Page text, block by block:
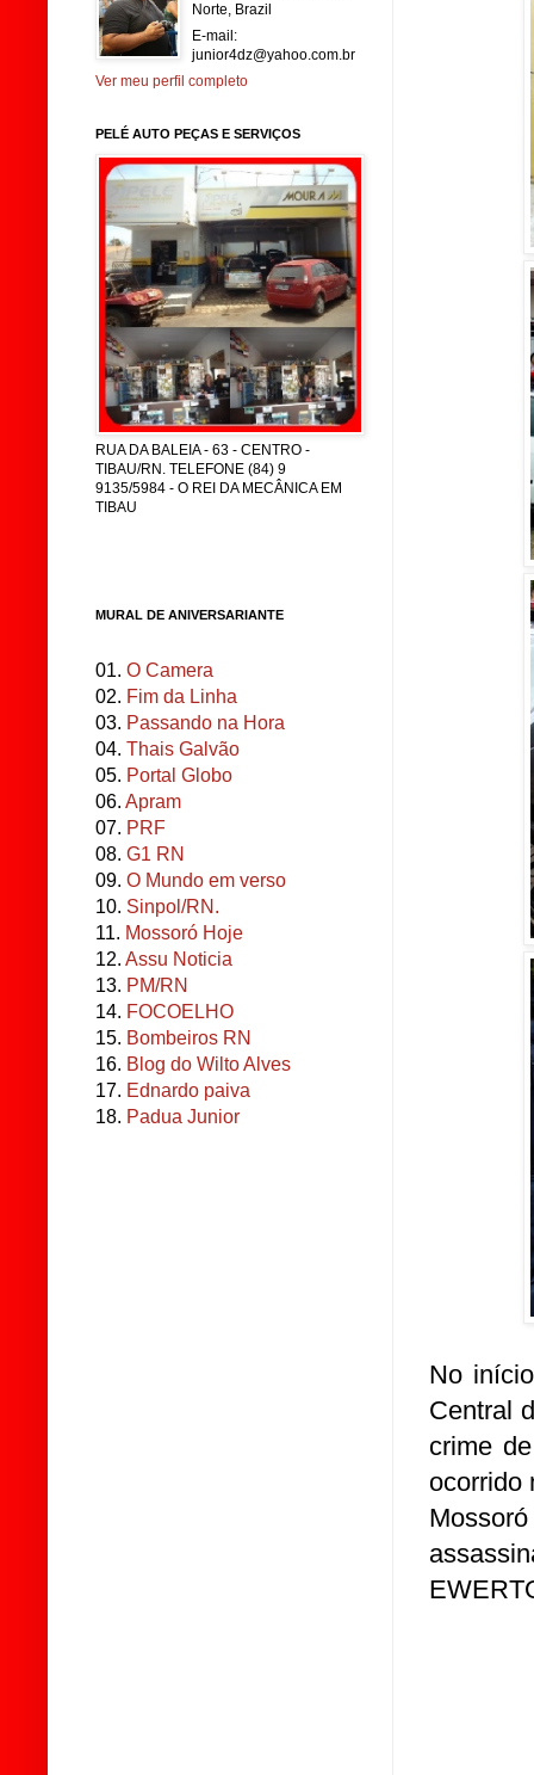
No
Central
crime
ocorrido
Norte, Brazil
E-mail:
junior4dz@yahoo.com.br
Ver meu perfil completo
PELÉ AUTO PEÇAS E SERVIÇOS
RUA DA BALEIA - 63 - CENTRO -
TIBAU/RN. TELEFONE (84) 9
9135/5984 - O REI DA MECÂNICA EM
TIBAU
MURAL DE ANIVERSARIANTE
01. O Camera
02. Fim da Linha
03. Passando na Hora
04. Thais Galvão
05. Portal Globo
06. Apram
07. PRF
08. G1 RN
09. O Mundo em verso
10. Sinpol/RN.
11. Mossoró Hoje
12. Assu Noticia
13. PM/RN
14. FOCOELHO
15. Bombeiros RN
16. Blog do Wilto Alves
17. Ednardo paiva
18. Padua Junior